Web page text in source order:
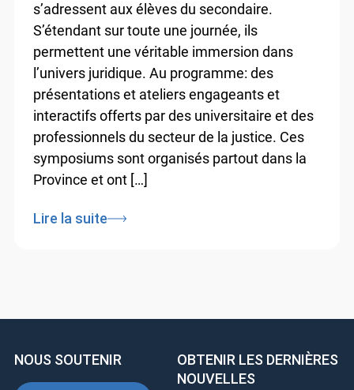
s’adressent aux élèves du secondaire.
S’étendant sur toute une journée, ils
permettent une véritable immersion dans
l’univers juridique. Au programme: des
présentations et ateliers engageants et
interactifs offerts par des universitaire et des
professionnels du secteur de la justice. Ces
symposiums sont organisés partout dans la
Province et ont […]
Lire la suite
NOUS SOUTENIR
OBTENIR LES DERNIÈRES
NOUVELLES